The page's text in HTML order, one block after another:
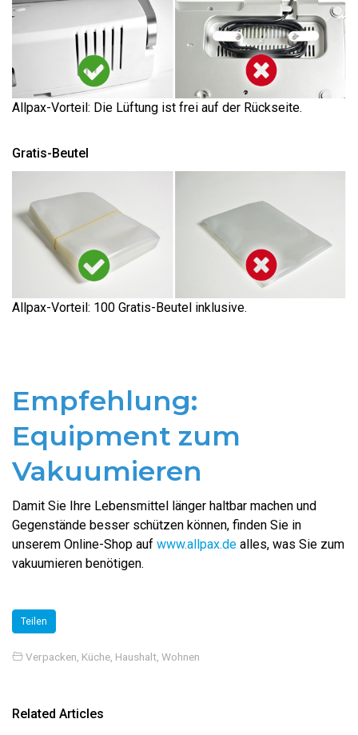
Allpax-Vorteil: Die Lüftung ist frei auf der Rückseite.
Gratis-Beutel
Allpax-Vorteil: 100 Gratis-Beutel inklusive.
Empfehlung:
Equipment zum
Vakuumieren
Damit Sie Ihre Lebensmittel länger haltbar machen und
Gegenstände besser schützen können, finden Sie in
unserem Online-Shop auf www.allpax.de alles, was Sie zum
vakuumieren benötigen.
Teilen
Verpacken, Küche, Haushalt, Wohnen
Related Articles